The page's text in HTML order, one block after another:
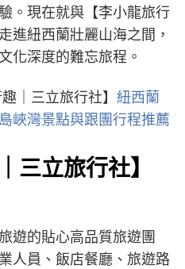
。現在就與【李小龍旅行
進紐西蘭壯麗山海之間，
化深度的難忘旅程。
｜三立旅行社】 紐西蘭
峽灣景點與跟團行程推薦
三立旅行社】
遊的貼心高品質旅遊團
人員、飯店餐廳、旅遊路